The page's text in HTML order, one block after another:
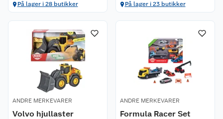
På lager i 28 butikker På lager i 23 butikker
ANDRE MERKEVARER
Volvo hjullaster
ANDRE MERKEVARER
Formula Racer Set